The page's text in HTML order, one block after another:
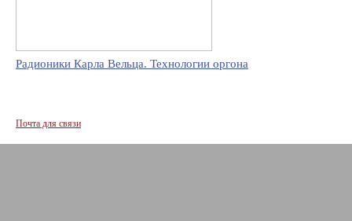
Радионики Карла Вельца. Технологии оргона
Почта для связи